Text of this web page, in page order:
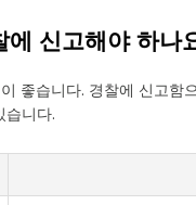
신고해야 하나
좋습니다. 경찰에 신고함
습니다.